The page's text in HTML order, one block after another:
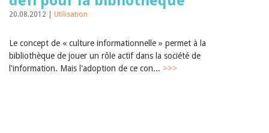
20.08.2012 | Utilisation
Le concept de « culture informationnelle » permet à la
bibliothèque de jouer un rôle actif dans la société de
l'information. Mais l'adoption de ce con... >>>